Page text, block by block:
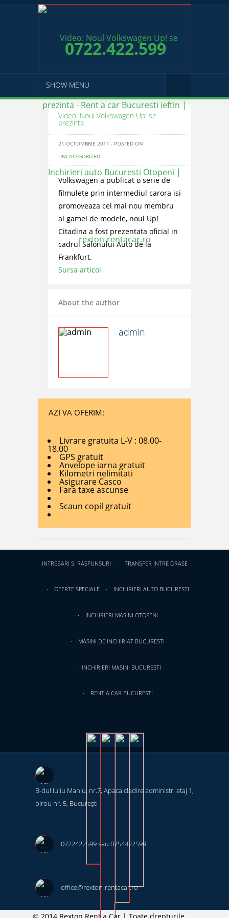
0722.422.599
SHOW MENU
Video: Noul Volkswagen Up! se
prezinta
21 OCTOMBRIE 2011 - POSTED ON
UNCATEGORIZED
Volkswagen a publicat o serie de
filmulete prin intermediul carora isi
promoveaza cel mai nou membru
al gamei de modele, noul Up!
Citadina a fost prezentata oficial in
cadrul Salonului Auto de la
Frankfurt.
Sursa articol
About the author
admin
AZI VA OFERIM:
Livrare gratuita L-V : 08.00-
18.00
GPS gratuit
Anvelope iarna gratuit
Kilometri nelimitati
Asigurare Casco
Fara taxe ascunse
Scaun copil gratuit
INTREBARI SI RASPUNSURI TRANSFER INTRE ORASE
OFERTE SPECIALE INCHIRIERI AUTO BUCURESTI
INCHIRIERI MASINI OTOPENI
MASINI DE INCHIRIAT BUCURESTI
INCHIRIERI MASINI BUCURESTI
RENT A CAR BUCURESTI
B-dul Iuliu Maniu, nr.7, Apaca cladire administr. etaj 1,
birou nr. 5, București ‎
0722422599 sau 0754422599
office@rexton-rentacar.ro
© 2014 Rexton Rent a Car | Toate drepturile